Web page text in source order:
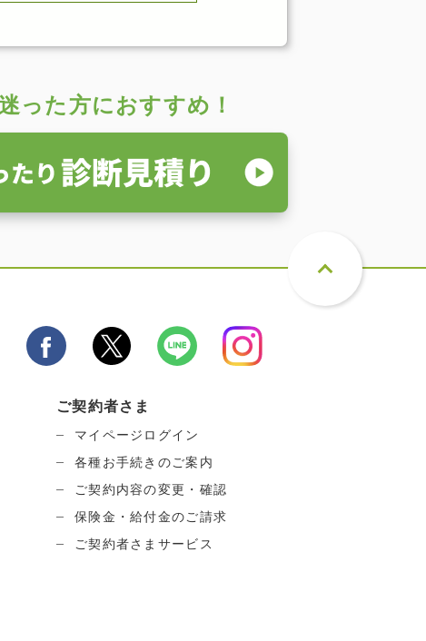
った方におすすめ！
ご契約者さま
マイページログイン
各種お手続きのご案内
ご契約内容の変更・確認
保険金・給付金のご請求
ご契約者さまサービス